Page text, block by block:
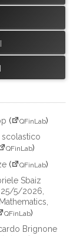
( QFinLab)
scolastico
QFinLab)
( QFinLab)
Sbaiz
25/5/2026,
QFinLab)
Brignone